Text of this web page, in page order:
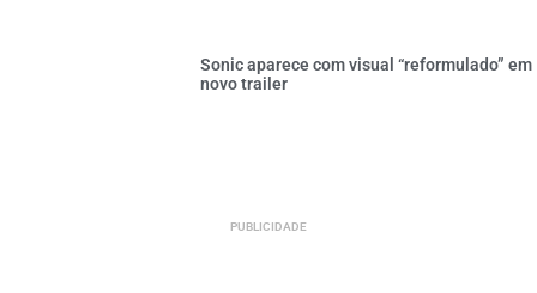
Sonic aparece com visual “reformulado” em
novo trailer
PUBLICIDADE